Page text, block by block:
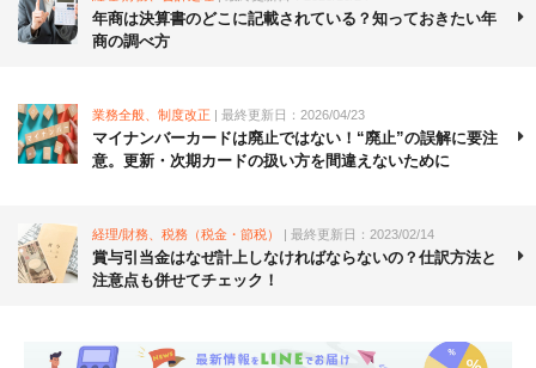
年商は決算書のどこに記載されている？知っておきたい年
商の調べ方
業務全般、制度改正 | 最終更新日：2026/04/23
マイナンバーカードは廃止ではない！“廃止”の誤解に要注
意。更新・次期カードの扱い方を間違えないために
経理/財務、税務（税金・節税） | 最終更新日：2023/02/14
賞与引当金はなぜ計上しなければならないの？仕訳方法と
注意点も併せてチェック！